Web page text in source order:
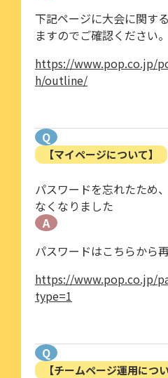
下記ページに大会に関す
ますのでご確認ください。
https://www.pop.co.jp/
h/outline/
Q
【マイページについて】
パスワードを忘れたため
なくなりました
A
パスワードはこちらから
https://www.pop.co.jp/
type=1
Q
【チームページ運用につい